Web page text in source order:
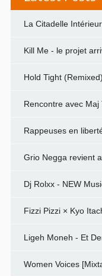
La Citadelle
Kill Me - le projet
Hold Tight
Rencontre avec
Rappeuses en
Grio Negga revient
Dj Rolxx - NEW
Fizzi Pizzi × Kyo
Ligeh Moneh - Et
Women Voices